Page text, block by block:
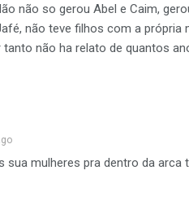
não so gerou Abel e Caim,
não teve filhos com a própria
tanto não ha relato de quantos
sua mulheres pra dentro da arca